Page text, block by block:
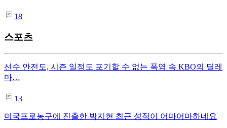
18
스포츠
선수 안전도, 시즌 일정도 포기할 수 없는 폭염 속 KBO의 딜레
마…
13
미국프로농구에 진출한 박지현 최근 성적이 어마어마하네요